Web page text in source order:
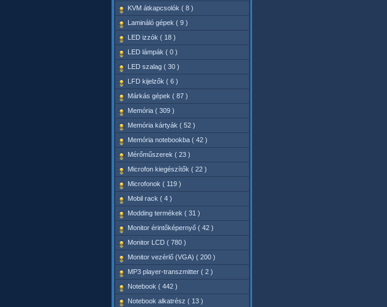
KVM átkapcsolók ( 8 )
Lamináló gépek ( 9 )
LED izzók ( 18 )
LED lámpák ( 0 )
LED szalag ( 30 )
LFD kijelzők ( 6 )
Márkás gépek ( 87 )
Memória ( 309 )
Memória kártyák ( 52 )
Memória notebookba ( 42 )
Mérőműszerek ( 23 )
Microfon kiegészítők ( 22 )
Microfonok ( 119 )
Mobil rack ( 4 )
Modding termékek ( 31 )
Monitor érintőképernyő ( 42 )
Monitor LCD ( 780 )
Monitor vezérlő (VGA) ( 200 )
MP3 player-transzmitter ( 2 )
Notebook ( 442 )
Notebook alkatrész ( 13 )